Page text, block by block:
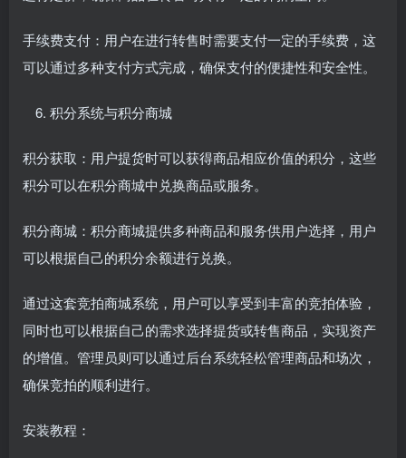
手续费支付：用户在进行转售时需要支付一定的手续费，这
可以通过多种支付方式完成，确保支付的便捷性和安全性。
积分系统与积分商城
积分获取：用户提货时可以获得商品相应价值的积分，这些
积分可以在积分商城中兑换商品或服务。
积分商城：积分商城提供多种商品和服务供用户选择，用户
可以根据自己的积分余额进行兑换。
通过这套竞拍商城系统，用户可以享受到丰富的竞拍体验，
同时也可以根据自己的需求选择提货或转售商品，实现资产
的增值。管理员则可以通过后台系统轻松管理商品和场次，
确保竞拍的顺利进行。
安装教程：